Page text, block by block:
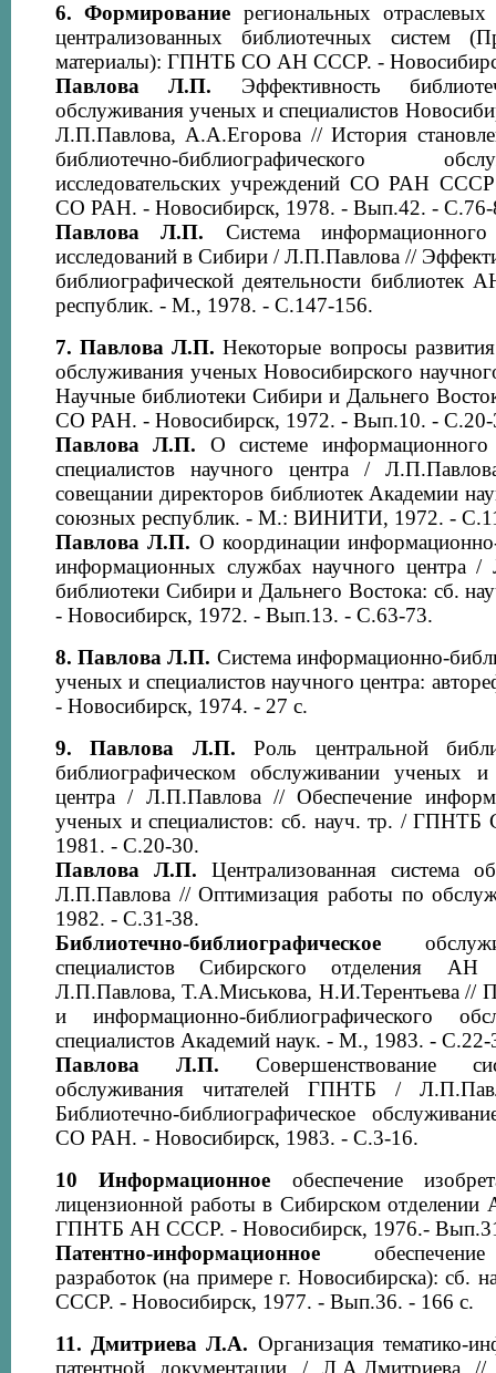
6. Формирование региональных
централизованных библиотечных систем
материалы): ГПНТБ СО АН СССР. -
Павлова Л.П. Эффективность
обслуживания ученых и специалистов
Л.П.Павлова, А.А.Егорова // История
библиотечно-библиографического
исследовательских учреждений СО РАН
СО РАН. - Новосибирск, 1978. - Вып.42. - С.76-
Павлова Л.П. Система
исследований в Сибири / Л.П.Павлова //
библиографической деятельности
республик. - М., 1978. - С.147-156.
7. Павлова Л.П. Некоторые вопросы
обслуживания ученых Новосибирского
Научные библиотеки Сибири и Дальнего
СО РАН. - Новосибирск, 1972. - Вып.10. - С.20-
Павлова Л.П. О системе
специалистов научного центра /
совещании директоров библиотек Академии
союзных республик. - М.: ВИНИТИ, 1972. -
Павлова Л.П. О координации
информационных службах научного центра
библиотеки Сибири и Дальнего Востока: сб.
- Новосибирск, 1972. - Вып.13. - С.63-73.
8. Павлова Л.П. Система информационно-
ученых и специалистов научного центра:
- Новосибирск, 1974. - 27 с.
9.
Павлова Л.П. Роль центральной
библиографическом обслуживании ученых и
центра / Л.П.Павлова // Обеспечение
ученых и специалистов: сб. науч. тр. /
1981. - С.20-30.
Павлова Л.П. Централизованная
Л.П.Павлова // Оптимизация работы по
1982. - С.31-38.
Библиотечно-библиографическое
специалистов Сибирского отделения
Л.П.Павлова, Т.А.Миськова, Н.И.Терентьева //
и информационно-библиографического
специалистов Академий наук. - М., 1983. - С.22-
Павлова Л.П. Совершенствование
обслуживания читателей ГПНТБ /
Библиотечно-библиографическое
СО РАН. - Новосибирск, 1983. - С.3-16.
10
Информационное обеспечение
лицензионной работы в Сибирском
ГПНТБ АН СССР. - Новосибирск, 1976.-
Патентно-информационное обеспечение
разработок (на примере г. Новосибирска):
СССР. - Новосибирск, 1977. - Вып.36. - 166 с.
11. Дмитриева Л.А. Организация тематико-
патентной документации / Л.А.Дмитриева //